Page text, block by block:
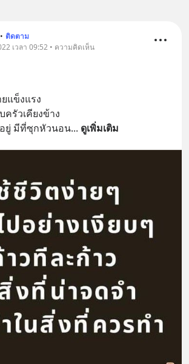
• ติดตาม
เวลา 09:52 • ความคิดเห็น
แข็งแรง
รัวเคียงข้าง
ยู่ มีที่ซุกหัวนอน... ดูเพิ่มเติม